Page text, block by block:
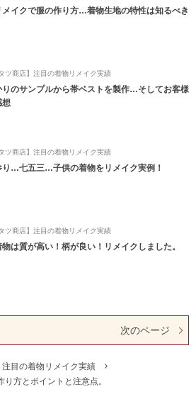
メイクで服の作り方…着物生地の特性は知るべき
ツ商店】注目の着物リメイク実績
りのサンプルから帯ベストを製作…そしてお客様
想
ツ商店】注目の着物リメイク実績
り…七五三…子供の着物をリメイク実例！
ツ商店】注目の着物リメイク実績
は質が高い！柄が良い！リメイクしました。
次のページ
注目の着物リメイク実績
方とポイントと注意点。